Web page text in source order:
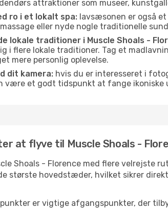
attraktioner som museer,
ro i et lokalt spa: lavsæsonen er også
eller nyde nogle traditionelle
lokale traditioner i Muscle Shoals -
i flere lokale traditioner. Tag et
mere personlig oplevelse.
dit kamera: hvis du er interesseret i
være et godt tidspunkt at fange
at flyve til Muscle Shoals -
Shoals - Florence med flere velrejste
største hovedstæder, hvilket sikrer
er vigtige afgangspunkter, der